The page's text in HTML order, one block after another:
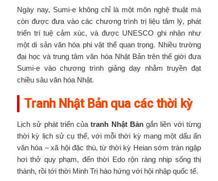
Ngày nay, Sumi-e không chỉ là một môn nghệ thuật mà
còn được đưa vào các chương trình trị liệu tâm lý, phát
triển trí tuệ cảm xúc, và được UNESCO ghi nhận như
một di sản văn hóa phi vật thể quan trọng. Nhiều trường
đại học và trung tâm văn hóa Nhật Bản trên thế giới đưa
Sumi-e vào chương trình giảng dạy nhằm truyền đạt
chiều sâu văn hóa Nhật.
Tranh Nhật Bản qua các thời kỳ
Lịch sử phát triển củatranh Nhật Bảngắn liền với từng
thời kỳ lịch sử cụ thể, với mỗi thời kỳ mang một dấu ấn
văn hóa – xã hội đặc thù, từ thời kỳ Heian sớm tràn ngập
hơi thở quy phạm, đến thời Edo rộn ràng nhịp sống thị
thành, rồi tới thời Minh Trị hào hứng với hội nhập quốc tế.